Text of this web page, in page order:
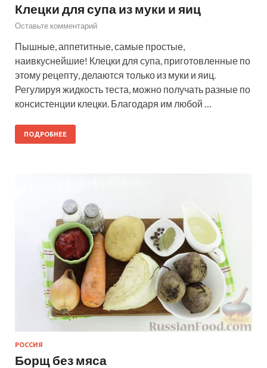
Клецки для супа из муки и яиц
Оставьте комментарий
Пышные, аппетитные, самые простые,
наивкуснейшие! Клецки для супа, приготовленные по
этому рецепту, делаются только из муки и яиц.
Регулируя жидкость теста, можно получать разные по
консистенции клецки. Благодаря им любой …
ПОДРОБНЕЕ
РОССИЯ
Борщ без мяса